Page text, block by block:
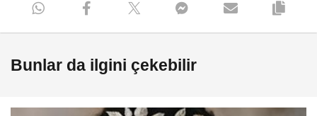
Bunlar da ilgini çekebilir